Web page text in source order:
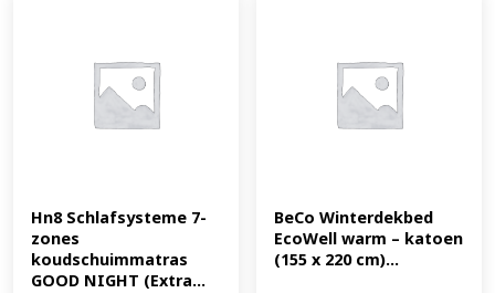
Hn8 Schlafsysteme 7-
zones
koudschuimmatras
GOOD NIGHT (Extra...
BeCo Winterdekbed
EcoWell warm – katoen
(155 x 220 cm)...